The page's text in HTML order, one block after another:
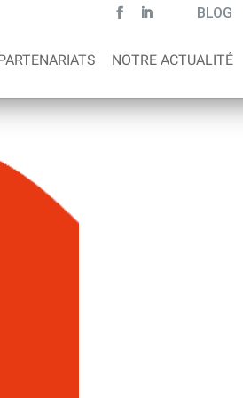
BLOG
NOTRE ACTUALITÉ